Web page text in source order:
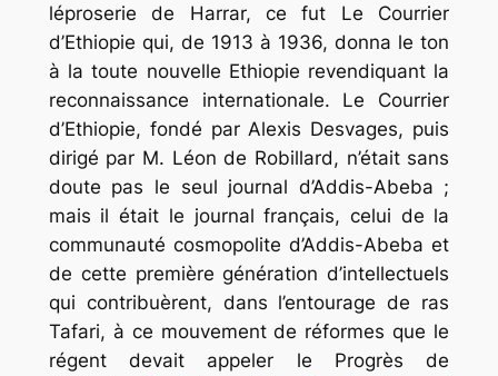
léproserie de Harrar, ce fut Le Courrier
d’Ethiopie qui, de 1913 à 1936, donna le ton
à la toute nouvelle Ethiopie revendiquant la
reconnaissance internationale. Le Courrier
d’Ethiopie, fondé par Alexis Desvages, puis
dirigé par M. Léon de Robillard, n’était sans
doute pas le seul journal d’Addis-Abeba ;
mais il était le journal français, celui de la
communauté cosmopolite d’Addis-Abeba et
de cette première génération d’intellectuels
qui contribuèrent, dans l’entourage de ras
Tafari, à ce mouvement de réformes que le
régent devait appeler le Progrès de